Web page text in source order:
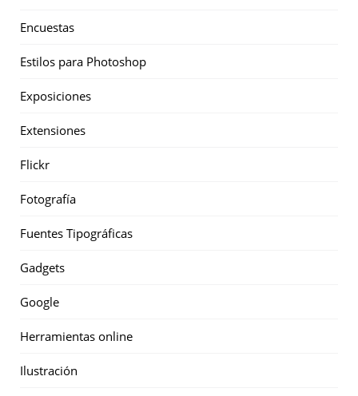
Encuestas
Estilos para Photoshop
Exposiciones
Extensiones
Flickr
Fotografía
Fuentes Tipográficas
Gadgets
Google
Herramientas online
Ilustración